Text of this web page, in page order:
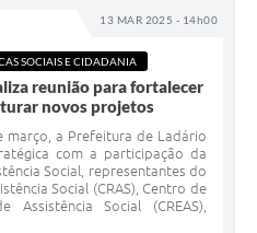
13 MAR 2025 - 14h00
SOCIAIS E CIDADANIA
reunião para fortalecer
novos projetos
março, a Prefeitura de Ladário
com a participação da
Social, representantes do
Social (CRAS), Centro de
Assistência Social (CREAS),